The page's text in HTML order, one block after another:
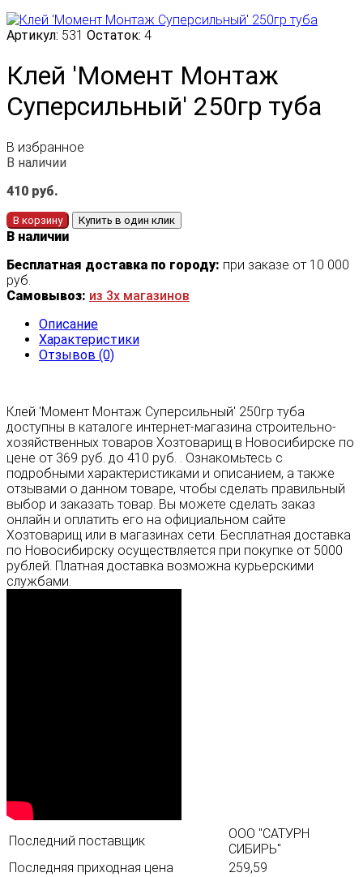
Артикул: 531 Остаток: 4
Клей 'Момент Монтаж
Суперсильный' 250гр туба
В избранное
В наличии
410 руб.
В корзину Купить в один клик
В наличии
Бесплатная доставка по городу: при заказе от 10 000
руб.
Самовывоз: из 3х магазинов
Описание
Характеристики
Отзывов (0)
Клей 'Момент Монтаж Суперсильный' 250гр туба
доступны в каталоге интернет-магазина строительно-
хозяйственных товаров Хозтоварищ в Новосибирске по
цене от 369 руб. до 410 руб. . Ознакомьтесь с
подробными характеристиками и описанием, а также
отзывами о данном товаре, чтобы сделать правильный
выбор и заказать товар. Вы можете сделать заказ
онлайн и оплатить его на официальном сайте
Хозтоварищ или в магазинах сети. Бесплатная доставка
по Новосибирску осуществляется при покупке от 5000
рублей. Платная доставка возможна курьерскими
службами.
Последний поставщик
ООО "САТУРН
СИБИРЬ"
Последняя приходная цена
259,59